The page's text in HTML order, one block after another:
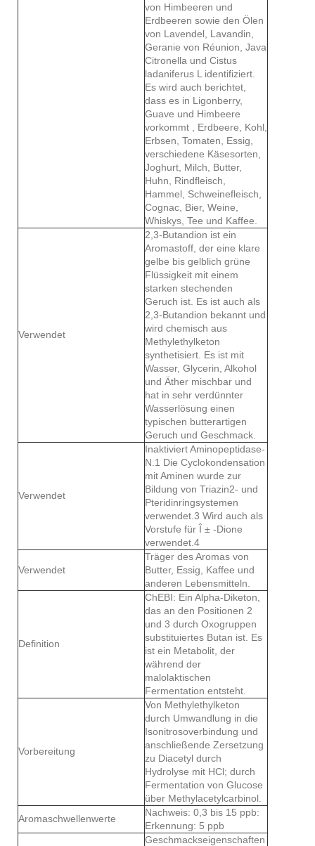
von Himbeeren und
Erdbeeren sowie den Ölen
von Lavendel, Lavandin,
Geranie von Réunion, Java
Citronella und Cistus
ladaniferus L identifiziert.
Es wird auch berichtet,
dass es in Ligonberry,
Guave und Himbeere
vorkommt , Erdbeere, Kohl,
Erbsen, Tomaten, Essig,
verschiedene Käsesorten,
Joghurt, Milch, Butter,
Huhn, Rindfleisch,
Hammel, Schweinefleisch,
Cognac, Bier, Weine,
Whiskys, Tee und Kaffee.
Verwendet
2,3-Butandion ist ein
Aromastoff, der eine klare
gelbe bis gelblich grüne
Flüssigkeit mit einem
starken stechenden
Geruch ist. Es ist auch als
2,3-Butandion bekannt und
wird chemisch aus
Methylethylketon
synthetisiert. Es ist mit
Wasser, Glycerin, Alkohol
und Äther mischbar und
hat in sehr verdünnter
Wasserlösung einen
typischen butterartigen
Geruch und Geschmack.
Verwendet
Inaktiviert Aminopeptidase-
N.1 Die Cyclokondensation
mit Aminen wurde zur
Bildung von Triazin2- und
Pteridinringsystemen
verwendet.3 Wird auch als
Vorstufe für Î ± -Dione
verwendet.4
Verwendet
Träger des Aromas von
Butter, Essig, Kaffee und
anderen Lebensmitteln.
Definition
ChEBI: Ein Alpha-Diketon,
das an den Positionen 2
und 3 durch Oxogruppen
substituiertes Butan ist. Es
ist ein Metabolit, der
während der
malolaktischen
Fermentation entsteht.
Vorbereitung
Von Methylethylketon
durch Umwandlung in die
Isonitrosoverbindung und
anschließende Zersetzung
zu Diacetyl durch
Hydrolyse mit HCl; durch
Fermentation von Glucose
über Methylacetylcarbinol.
Aromaschwellenwerte
Nachweis: 0,3 bis 15 ppb:
Erkennung: 5 ppb
Geschmackseigenschaften